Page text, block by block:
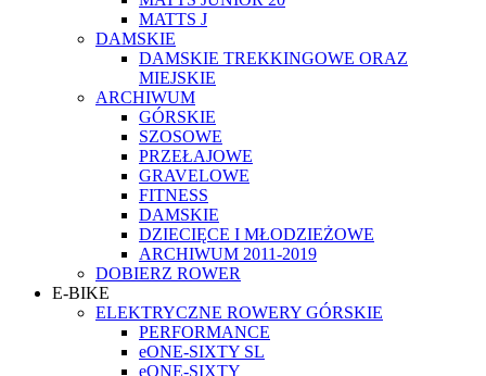
MATTS J
DAMSKIE
DAMSKIE TREKKINGOWE ORAZ
MIEJSKIE
ARCHIWUM
GÓRSKIE
SZOSOWE
PRZEŁAJOWE
GRAVELOWE
FITNESS
DAMSKIE
DZIECIĘCE I MŁODZIEŻOWE
ARCHIWUM 2011-2019
DOBIERZ ROWER
E-BIKE
ELEKTRYCZNE ROWERY GÓRSKIE
PERFORMANCE
eONE-SIXTY SL
eONE-SIXTY